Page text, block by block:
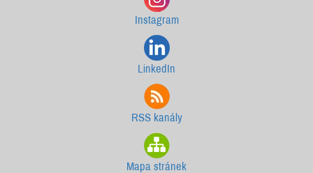
Instagram
LinkedIn
RSS kanály
Mapa stránek